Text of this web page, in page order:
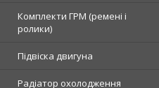
Комплекти ГРМ (ремені і
ролики)
Підвіска двигуна
Радіатор охолодження